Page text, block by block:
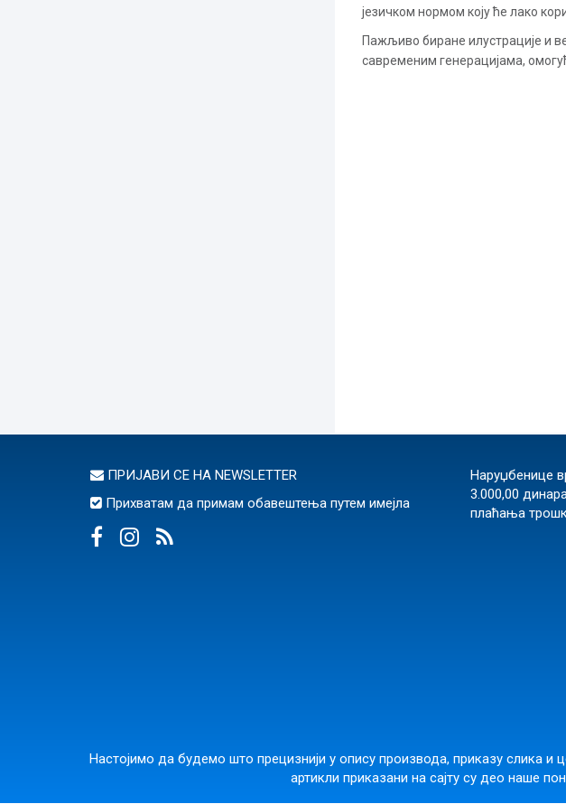
језичком нормом коју ће лако
Пажљиво биране илустрације и
савременим генерацијама,
ПРИЈАВИ СЕ НА NEWSLETTER
Прихватам да примам обавештења путем имејла
Наруџбенице
3.000,00
плаћања
Настојимо да будемо што прецизнији у опису производа, приказу слика
артикли приказани на сајту су део наше